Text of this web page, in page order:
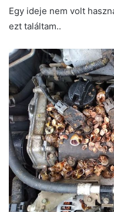
Egy ideje nem volt
ezt találtam..